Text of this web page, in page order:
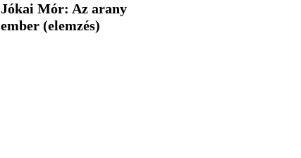
Jókai Mór: Az arany
ember (elemzés)